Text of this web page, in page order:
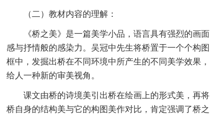
（二）教材内容的理解：
《桥之美》是一篇美学小品，语言具有强烈的画面
感与抒情般的感染力。吴冠中先生将桥置于一个个构图
框中，发掘出桥在不同环境中所产生的不同美学效果，
给人一种新的审美视角。
课文由桥的诗境美引出桥在绘画上的形式美，再将
桥自身的结构美与它的构图美作对比，肯定强调了桥之